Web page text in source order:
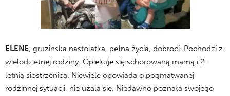
ELENE, gruzińska nastolatka, pełna życia, dobroci. Pochodzi z
wielodzietnej rodziny. Opiekuje się schorowaną mamą i 2-
letnią siostrzenicą. Niewiele opowiada o pogmatwanej
rodzinnej sytuacji, nie użala się. Niedawno poznała swojego